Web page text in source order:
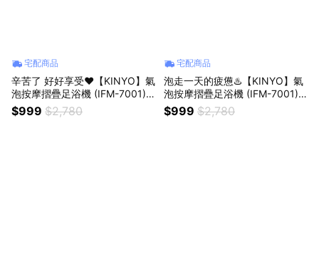
宅配商品
辛苦了 好好享受❤️【KINYO】氣
泡按摩摺疊足浴機 (IFM-7001)
生日禮物 按摩 泡腳 放鬆 長輩送
禮
$999 $2,780
宅配商品
泡走一天的疲憊♨️【KINYO】氣
泡按摩摺疊足浴機 (IFM-7001)
送禮 禮物 按摩 泡腳 放鬆 日常
$999 $2,780